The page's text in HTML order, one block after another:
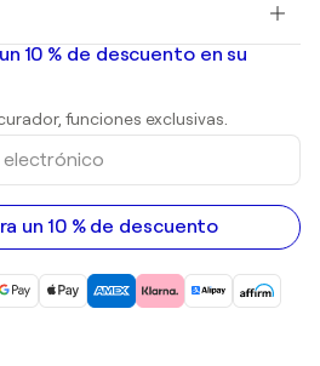
10 % de descuento en su
funciones exclusivas.
un 10 % de descuento